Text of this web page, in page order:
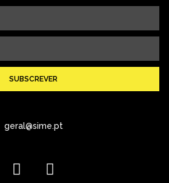
SUBSCREVER
geral@sime.pt